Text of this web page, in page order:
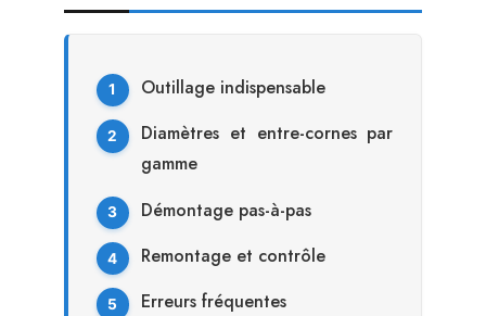
Outillage indispensable
Diamètres et entre-cornes par
gamme
Démontage pas-à-pas
Remontage et contrôle
Erreurs fréquentes